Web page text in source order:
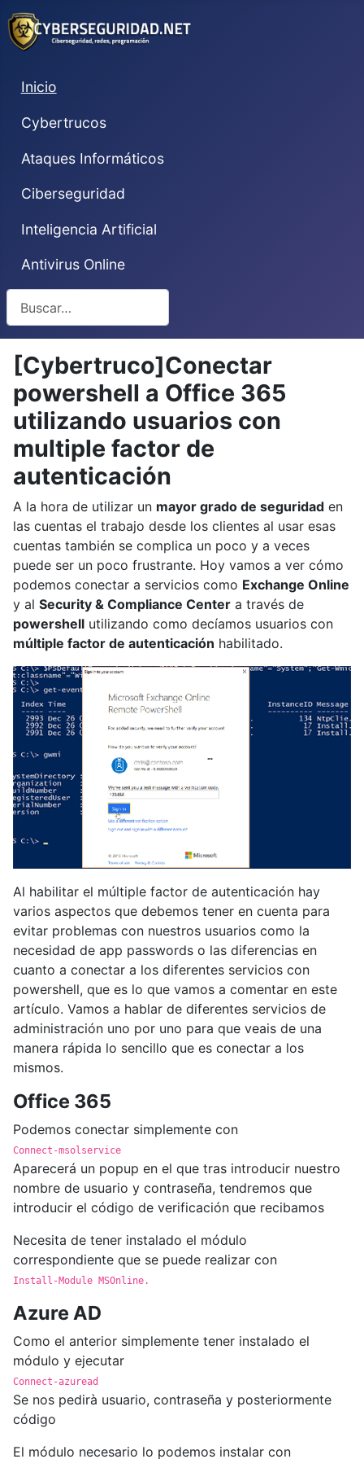
Inicio
Cybertrucos
Ataques Informáticos
Ciberseguridad
Inteligencia Artificial
Antivirus Online
[Cybertruco]Conectar
powershell a Office 365
utilizando usuarios con
multiple factor de
autenticación
A la hora de utilizar un mayor grado de seguridad en
las cuentas el trabajo desde los clientes al usar esas
cuentas también se complica un poco y a veces
puede ser un poco frustrante. Hoy vamos a ver cómo
podemos conectar a servicios como Exchange Online
y al Security & Compliance Center a través de
powershell utilizando como decíamos usuarios con
múltiple factor de autenticación habilitado.
Al habilitar el múltiple factor de autenticación hay
varios aspectos que debemos tener en cuenta para
evitar problemas con nuestros usuarios como la
necesidad de app passwords o las diferencias en
cuanto a conectar a los diferentes servicios con
powershell, que es lo que vamos a comentar en este
artículo. Vamos a hablar de diferentes servicios de
administración uno por uno para que veais de una
manera rápida lo sencillo que es conectar a los
mismos.
Office 365
Podemos conectar simplemente con
Connect-msolservice
Aparecerá un popup en el que tras introducir nuestro
nombre de usuario y contraseña, tendremos que
introducir el código de verificación que recibamos
Necesita de tener instalado el módulo
correspondiente que se puede realizar con
Install-Module MSOnline.
Azure AD
Como el anterior simplemente tener instalado el
módulo y ejecutar
Connect-azuread
Se nos pedirà usuario, contraseña y posteriormente
código
El módulo necesario lo podemos instalar con